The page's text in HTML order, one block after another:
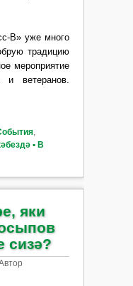
В» уже много
традицию
мероприятие
и ветеранов.
,
▪ В
яки
сизә?